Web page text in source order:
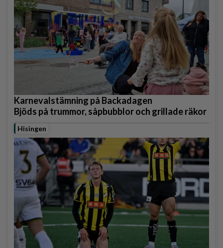
Karnevalstämning på Backadagen
Bjöds på trummor, såpbubblor och grillade räkor
Hisingen